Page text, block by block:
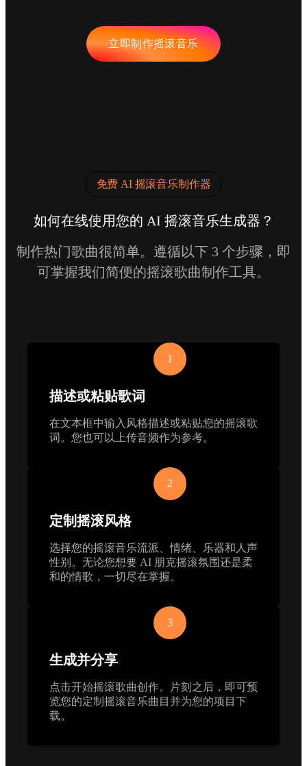
立即制作摇滚音乐
免费 AI 摇滚音乐制作器
如何在线使用您的 AI 摇滚音乐生成器？
制作热门歌曲很简单。遵循以下 3 个步骤，即
可掌握我们简便的摇滚歌曲制作工具。
1
描述或粘贴歌词
在文本框中输入风格描述或粘贴您的摇滚歌
词。您也可以上传音频作为参考。
2
定制摇滚风格
选择您的摇滚音乐流派、情绪、乐器和人声
性别。无论您想要 AI 朋克摇滚氛围还是柔
和的情歌，一切尽在掌握。
3
生成并分享
点击开始摇滚歌曲创作。片刻之后，即可预
览您的定制摇滚音乐曲目并为您的项目下
载。